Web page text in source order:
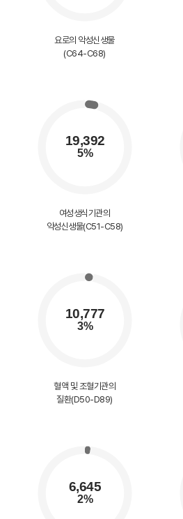
요로의 악성신생물
(C64-C68)
여성생식기관의
악성신생물(C51-C58)
혈액 및 조혈기관의
질환(D50-D89)